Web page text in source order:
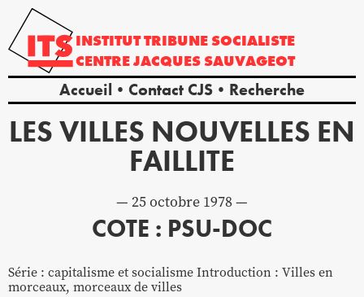
INSTITUTTRIBUNE SOCIALISTE
CENTREJACQUES SAUVAGEOT
Accueil Contact CJS Recherche
LES VILLES NOUVELLES EN
FAILLITE
25 octobre 1978
COTE : PSU-DOC
Série : capitalisme et socialisme Introduction : Villes en
morceaux, morceaux de villes